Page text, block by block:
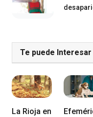
Te puede Interesar
La Rioja en